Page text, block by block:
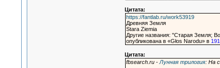
Цитата:
https://fantlab.ru/work53919
Древняя Земля
Stara Ziemia
Другие названия: "Старая Земля;
опубликована в «Głos Narodu» в
Цитата:
fbsearch.ru - Лунная трилогия: На